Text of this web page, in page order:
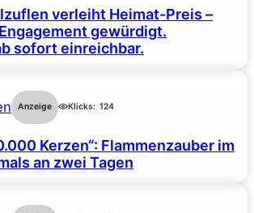
verleiht Heimat-Preis –
gewürdigt.
sofort einreichbar.
Anzeige Klicks: 124
Kerzen“: Flammenzauber im
an zwei Tagen